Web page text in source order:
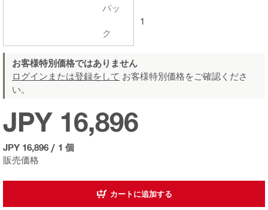
パッ
ク
1
お客様特別価格ではありません
ログインまたは登録をして お客様特別価格をご確認くださ
い。
販売価格
JPY 16,896
JPY 16,896 / 1 個
カートに追加する